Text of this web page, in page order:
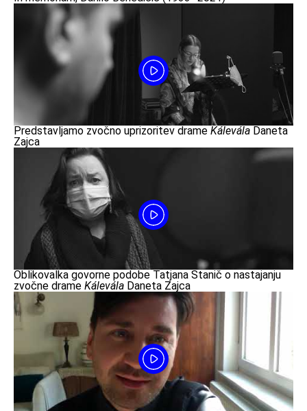
Predstavljamo zvočno uprizoritev drame Kálevála Daneta
Zajca
Oblikovalka govorne podobe Tatjana Stanič o nastajanju
zvočne drame Kálevála Daneta Zajca